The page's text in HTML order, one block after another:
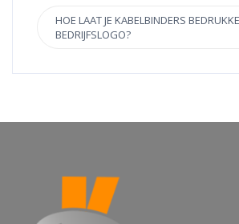
HOE LAAT JE KABELBINDERS
BEDRIJFSLOGO?